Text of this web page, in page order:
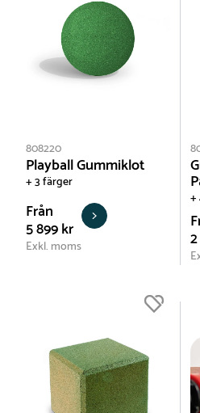
808220
Playball Gummiklot
+ 3 färger
Från
5 899 kr
Exkl. moms
+